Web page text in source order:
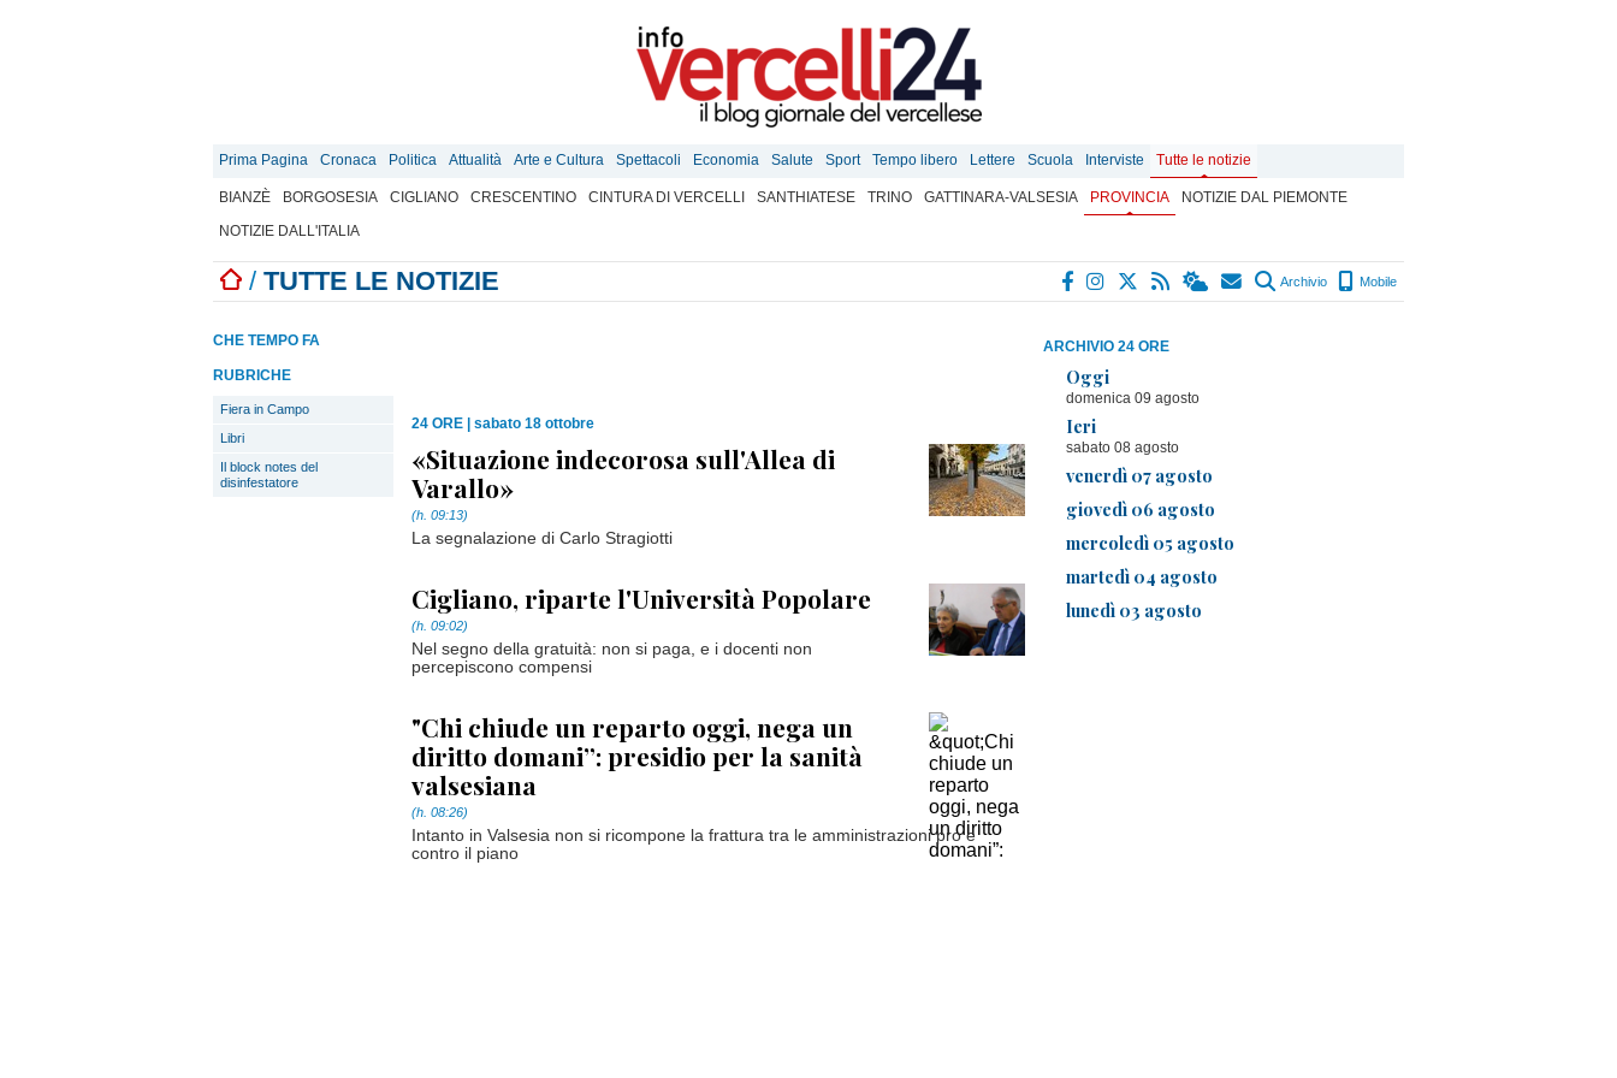
Prima Pagina Cronaca Politica Attualità Arte e Cultura Spettacoli Economia Salute Sport Tempo libero Lettere Scuola Interviste Tutte le notizie
BIANZÈ BORGOSESIA CIGLIANO CRESCENTINO CINTURA DI VERCELLI SANTHIATESE TRINO GATTINARA-VALSESIA PROVINCIA
NOTIZIE DAL PIEMONTE
NOTIZIE DALL'ITALIA
/ TUTTE LE NOTIZIE Archivio Mobile
ARCHIVIO 24 ORE
Oggi
domenica 09 agosto
Ieri
sabato 08 agosto
venerdì 07 agosto
giovedì 06 agosto
mercoledì 05 agosto
martedì 04 agosto
lunedì 03 agosto
CHE TEMPO FA
RUBRICHE
Fiera in Campo
Libri
Il block notes del
disinfestatore
24 ORE sabato 18 ottobre
«Situazione indecorosa sull'Allea di
Varallo»
(h. 09:13)
La segnalazione di Carlo Stragiotti
Cigliano, riparte l'Università Popolare
(h. 09:02)
Nel segno della gratuità: non si paga, e i docenti non
percepiscono compensi
"Chi chiude un reparto oggi, nega un
diritto domani”: presidio per la sanità
valsesiana
(h. 08:26)
Intanto in Valsesia non si ricompone la frattura tra le amministrazioni pro e
contro il piano